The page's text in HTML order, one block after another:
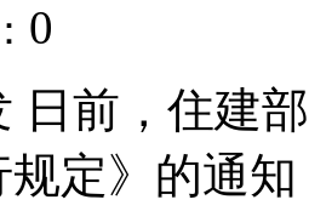
0
日前，住建
定》的通